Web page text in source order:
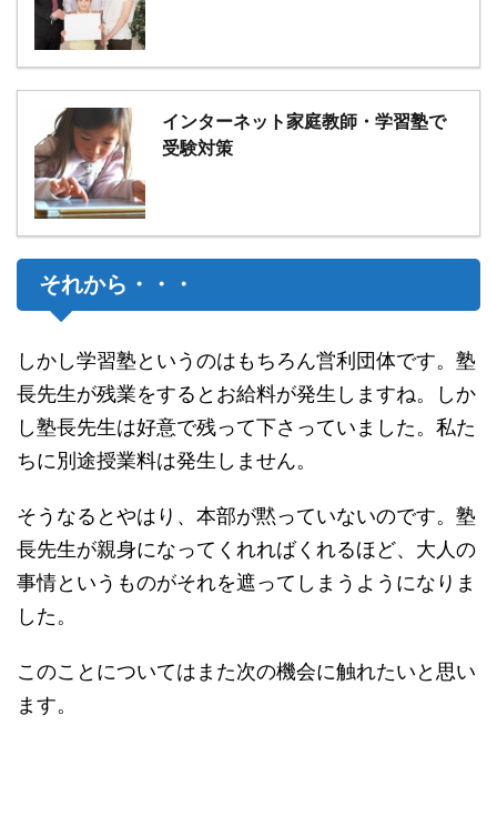
インターネット家庭教師・学習塾で
受験対策
それから・・・
しかし学習塾というのはもちろん営利団体です。塾
長先生が残業をするとお給料が発生しますね。しか
し塾長先生は好意で残って下さっていました。私た
ちに別途授業料は発生しません。
そうなるとやはり、本部が黙っていないのです。塾
長先生が親身になってくれればくれるほど、大人の
事情というものがそれを遮ってしまうようになりま
した。
このことについてはまた次の機会に触れたいと思い
ます。